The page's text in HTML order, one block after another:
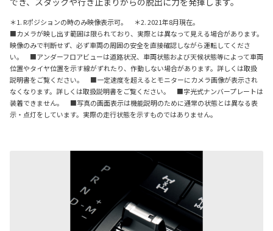
＊1. Rポジションの時のみ映像表示可。 ＊2. 2021年8月現在。
■カメラが映し出す範囲は限られており、実際とは異なって見える場合があります。
映像のみで判断せず、必ず車両の周囲の安全を直接確認しながら運転してくださ
い。 ■アンダーフロアビューは道路状況、車両状態および天候状態等によって車両
位置やタイヤ位置を示す線がずれたり、作動しない場合があります。詳しくは取扱
説明書をご覧ください。 ■一定速度を超えるとモニターにカメラ画像が表示され
なくなります。詳しくは取扱説明書をご覧ください。 ■字光式ナンバープレートは
装着できません。 ■写真の画面表示は機能説明のために通常の状態とは異なる表
示・点灯をしています。実際の走行状態を示すものではありません。